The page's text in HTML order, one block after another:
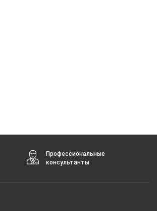
Профессиональные
консультанты